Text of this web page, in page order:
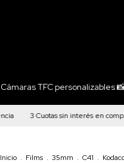
Cámaras TFC personalizables
3 Cuotas sin interés en compras
Inicio . Films . 35mm . C41 .